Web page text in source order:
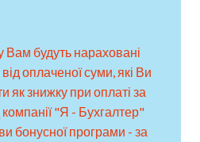
Вам будуть нараховані
оплаченої суми, які Ви
як знижку при оплаті за
компанії "Я - Бухгалтер"
бонусної програми - за